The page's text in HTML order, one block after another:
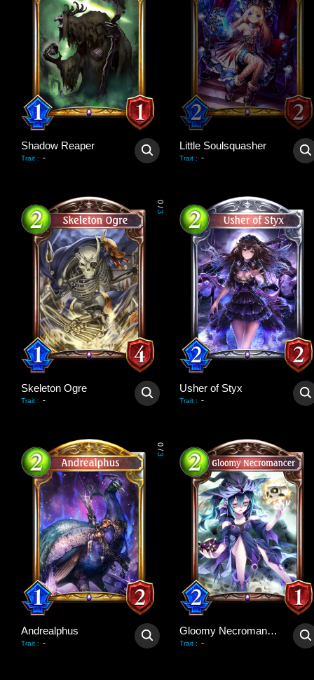
Shadow Reaper
Trait : -
Little Soulsquasher
Trait : -
0
/
3
Skeleton Ogre
Trait : -
Usher of Styx
Trait : -
0
/
3
Andrealphus
Trait : -
Gloomy Necromancer
Trait : -